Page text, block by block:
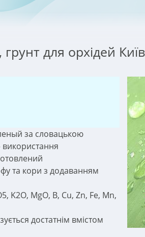
для орхідей Київ
за словацькою
та кори з додаванням
K2О, MgO, B, Cu, Zn, Fe, Mn,
достатнім вмістом